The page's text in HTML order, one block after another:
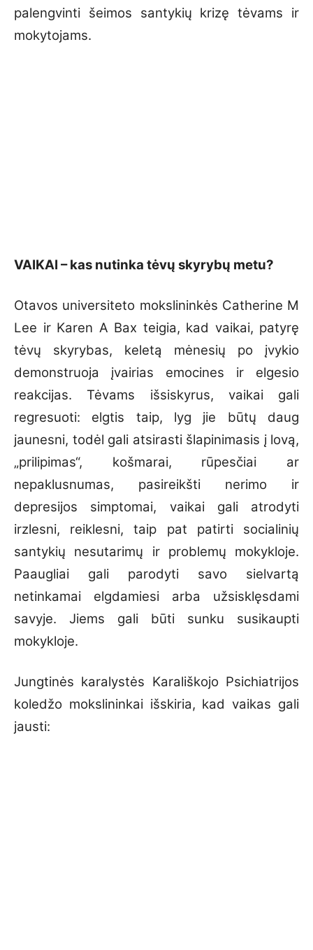
palengvinti šeimos santykių krizę tėvams ir
mokytojams.
VAIKAI – kas nutinka tėvų skyrybų metu?
Otavos universiteto mokslininkės Catherine M
Lee ir Karen A Bax teigia, kad vaikai, patyrę
tėvų skyrybas, keletą mėnesių po įvykio
demonstruoja įvairias emocines ir elgesio
reakcijas. Tėvams išsiskyrus, vaikai gali
regresuoti: elgtis taip, lyg jie būtų daug
jaunesni, todėl gali atsirasti šlapinimasis į lovą,
„prilipimas“, košmarai, rūpesčiai ar
nepaklusnumas, pasireikšti nerimo ir
depresijos simptomai, vaikai gali atrodyti
irzlesni, reiklesni, taip pat patirti socialinių
santykių nesutarimų ir problemų mokykloje.
Paaugliai gali parodyti savo sielvartą
netinkamai elgdamiesi arba užsisklęsdami
savyje. Jiems gali būti sunku susikaupti
mokykloje.
Jungtinės karalystės Karališkojo Psichiatrijos
koledžo mokslininkai išskiria, kad vaikas gali
jausti: